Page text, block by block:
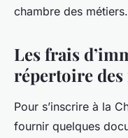
chambre des métiers.
Les frais
répertoire
Pour s’inscrire à la
fournir quelques